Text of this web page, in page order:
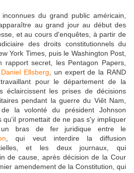
du grand public américain,
au grand jour au début des
et au cours d'enquêtes, à partir de
des droits constitutionnels du
York Times, puis le Washington Post,
rapport secret, les Pentagon Papers,
Daniel Ellsberg, un expert de la RAND
pour le département de la
éclaircissent les prises de décisions
pendant la guerre du Viêt Nam,
la volonté du président Johnson
qu'il promettait de ne pas s'y impliquer
un bras de fer juridique entre le
, qui veut interdire la diffusion
et les deux journaux, qui
de cause, après décision de la Cour
amendement de la Constitution, qui